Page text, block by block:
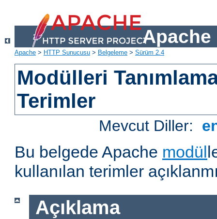
Apache
Apache > HTTP Sunucusu > Belgeleme > Sürüm 2.4
Modülleri
Terimler
Mevcut Diller:
Bu belgede Apache modül
kullanılan terimler
Açıklama